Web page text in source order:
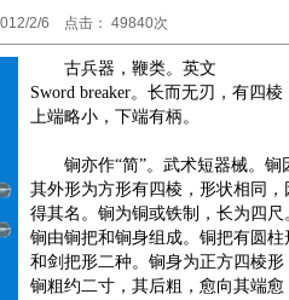
2/6 点击： 49840次
古兵器，鞭类。英文
Sword breaker。长而无刃，有四棱
上端略小，下端有柄。
锏亦作“简”。武术短器械。锏
其外形为方形有四棱，形状相同，
得其名。锏为铜或铁制，长为四尺
锏由锏把和锏身组成。铜把有圆柱
和剑把形二种。锏身为正方四棱形
锏粗约二寸，其后粗，愈向其端愈